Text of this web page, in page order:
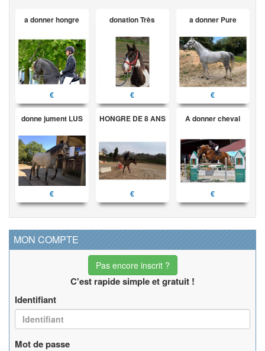
a donner hongre
€
donation Très
€
a donner Pure
€
donne jument LUS
€
HONGRE DE 8 ANS
€
A donner cheval
€
MON COMPTE
Pas encore inscrit ?
C'est rapide simple et gratuit !
Identifiant
Mot de passe